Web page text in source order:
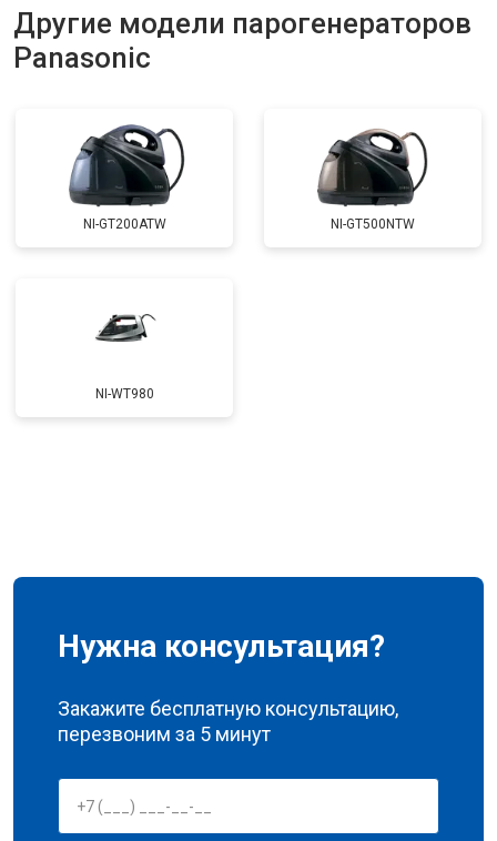
Другие модели парогенераторов
Panasonic
NI-GT200ATW NI-GT500NTW
NI-WT980
Нужна консультация?
Закажите бесплатную консультацию,
перезвоним за 5 минут